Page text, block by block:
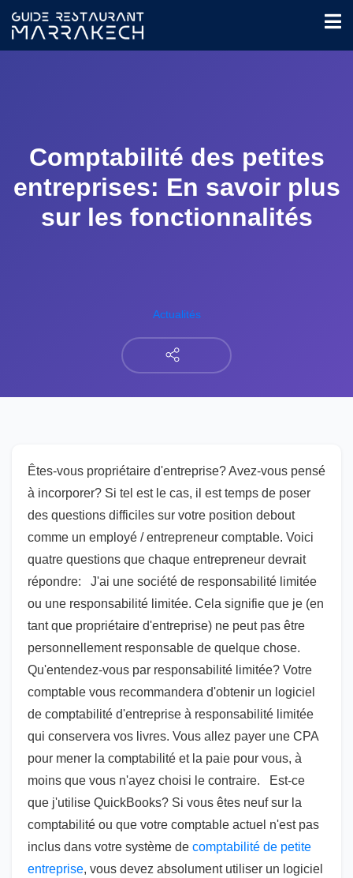
Comptabilité des petites
entreprises: En savoir plus
sur les fonctionnalités
Actualités
Êtes-vous propriétaire d'entreprise? Avez-vous pensé
à incorporer? Si tel est le cas, il est temps de poser
des questions difficiles sur votre position debout
comme un employé / entrepreneur comptable. Voici
quatre questions que chaque entrepreneur devrait
répondre: J'ai une société de responsabilité limitée
ou une responsabilité limitée. Cela signifie que je (en
tant que propriétaire d'entreprise) ne peut pas être
personnellement responsable de quelque chose.
Qu'entendez-vous par responsabilité limitée? Votre
comptable vous recommandera d'obtenir un logiciel
de comptabilité d'entreprise à responsabilité limitée
qui conservera vos livres. Vous allez payer une CPA
pour mener la comptabilité et la paie pour vous, à
moins que vous n'ayez choisi le contraire. Est-ce
que j'utilise QuickBooks? Si vous êtes neuf sur la
comptabilité ou que votre comptable actuel n'est pas
inclus dans votre système de comptabilité de petite
entreprise, vous devez absolument utiliser un logiciel